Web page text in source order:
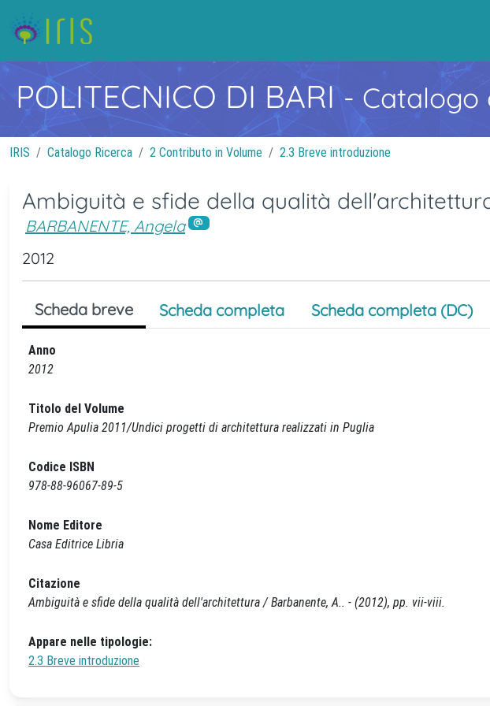
POLITECNICO DI BARI- Catalogo
IRIS Catalogo Ricerca 2 Contributo in Volume 2.3 Breve introduzione
Ambiguità e sfide della qualità
BARBANENTE, Angela
2012
Scheda breve Scheda completa Scheda completa (DC)
Anno
2012
Titolo del Volume
Premio Apulia 2011/Undici progetti di architettura realizzati in Puglia
Codice ISBN
978-88-96067-89-5
Nome Editore
Casa Editrice Libria
Citazione
Ambiguità e sfide della qualità dell'architettura / Barbanente, A.. - (2012), pp. vii-viii.
Appare nelle tipologie:
2.3 Breve introduzione